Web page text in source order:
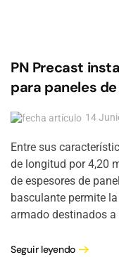
PN Precast
para paneles
14
Entre sus
de longitud por 4,20
de espesores de
basculante permite
armado destinados
Seguir leyendo